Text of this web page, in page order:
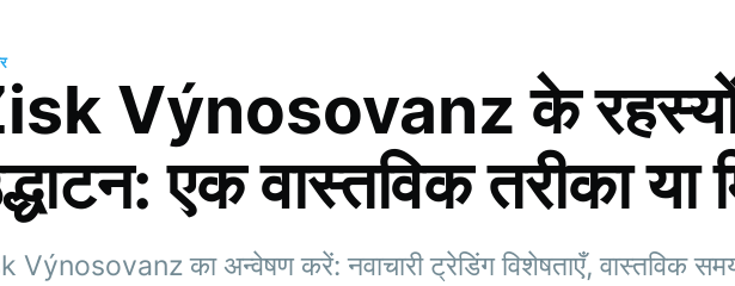
Výnosovanz के
एक वास्तविक तरीका
Výnosovanz का अन्वेषण करें: नवाचारी ट्रेडिंग विशेषताएँ, वास्तविक